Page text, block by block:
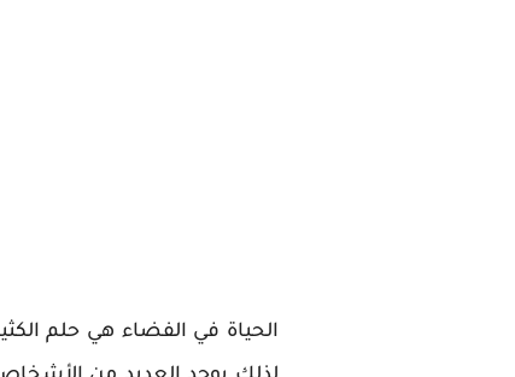
الحياة في الفضاء هي حلم